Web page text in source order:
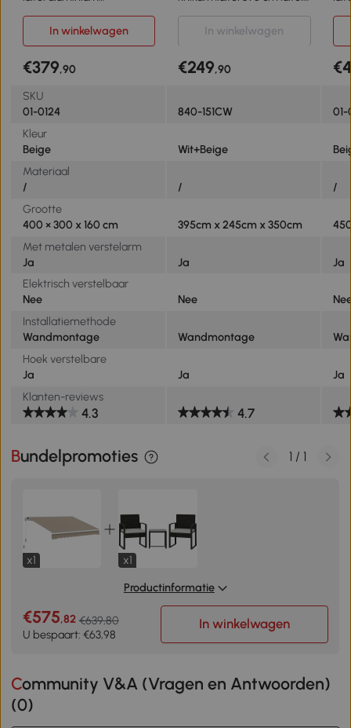
zonwering balkon beige
balkonluifel zonwering
wandmontage balkon
x 245 cm | Aosom
In winkelwagen In winkelwagen
€379,90 €249,90
SKU
01-0124
840-151CW
Kleur
Beige
Wit+Beige
Materiaal
/
/
/
Grootte
400 × 300 x 160 cm
395cm x 245cm x 350cm
Met metalen verstelarm
Ja
Ja
Ja
Elektrisch verstelbaar
Nee
Nee
Installatiemethode
Wandmontage
Wandmontage
Hoek verstelbare
Ja
Ja
Ja
Klanten-reviews
4.3 4.7
Bundelpromoties
x1
x1
Productinformatie
€575,82 €639,80
U bespaart: €63,98
In winkelwagen
1 / 1
Community V&A (Vragen en Antwoorden)
(0)